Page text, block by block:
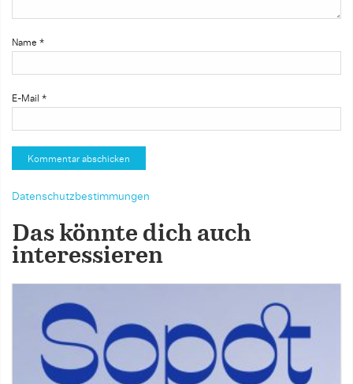
Name *
E-Mail *
Datenschutzbestimmungen
Das könnte dich auch
interessieren